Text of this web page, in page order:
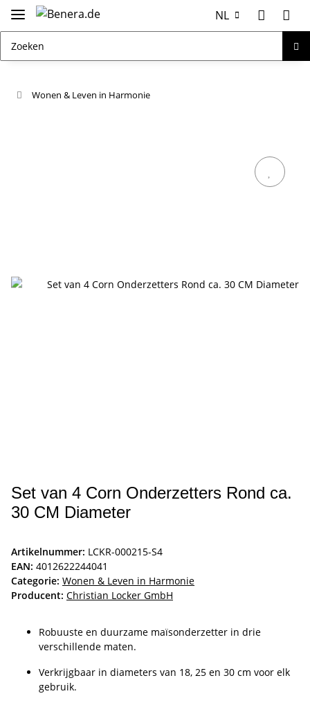
NL
Wonen & Leven in Harmonie
Set van 4 Corn Onderzetters Rond ca.
30 CM Diameter
Artikelnummer: LCKR-000215-S4
EAN: 4012622244041
Categorie: Wonen & Leven in Harmonie
Producent: Christian Locker GmbH
Robuuste en duurzame maïsonderzetter in drie
verschillende maten.
Verkrijgbaar in diameters van 18, 25 en 30 cm voor elk
gebruik.